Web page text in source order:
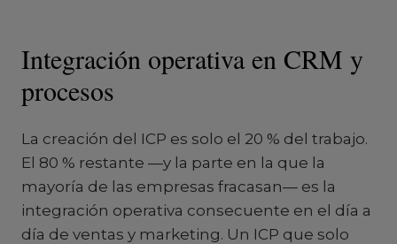
Integración operativa en CRM y
procesos
La creación del ICP es solo el 20 % del trabajo.
El 80 % restante —y la parte en la que la
mayoría de las empresas fracasan— es la
integración operativa consecuente en el día a
día de ventas y marketing. Un ICP que solo